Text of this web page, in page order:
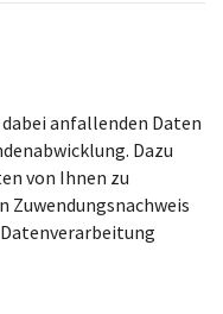
anfallenden Daten
Dazu
von Ihnen zu
Zuwendungsnachweis